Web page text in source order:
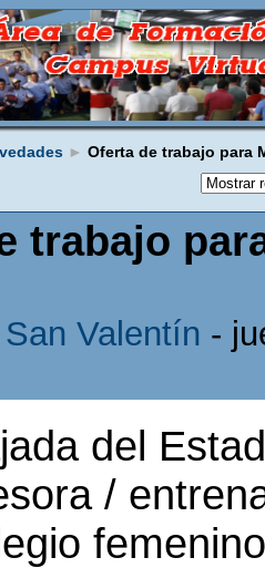
► Oferta de trabajo para
trabajo
Valentín -
del
/